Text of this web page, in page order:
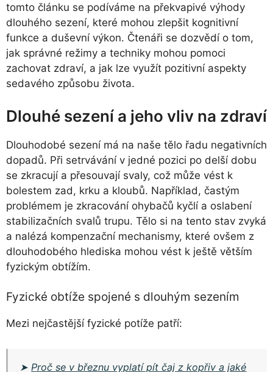
tomto článku se podíváme na překvapivé výhody
dlouhého sezení, které mohou zlepšit kognitivní
funkce a duševní výkon. Čtenáři se dozvědí o tom,
jak správné režimy a techniky mohou pomoci
zachovat zdraví, a jak lze využít pozitivní aspekty
sedavého způsobu života.
Dlouhé sezení a jeho vliv na zdraví
Dlouhodobé sezení má na naše tělo řadu negativních
dopadů. Při setrvávání v jedné pozici po delší dobu
se zkracují a přesouvají svaly, což může vést k
bolestem zad, krku a kloubů. Například, častým
problémem je zkracování ohybačů kyčlí a oslabení
stabilizačních svalů trupu. Tělo si na tento stav zvyká
a nalézá kompenzační mechanismy, které ovšem z
dlouhodobého hlediska mohou vést k ještě větším
fyzickým obtížím.
Fyzické obtíže spojené s dlouhým sezením
Mezi nejčastější fyzické potíže patří:
➤ Proč se v březnu vyplatí pít čaj z kopřiv a jaké